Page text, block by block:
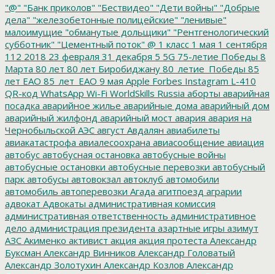
"@" "Банк приколов" "Бествидео" "Дети войны" "Добрые
дела" "железобетонные полицейские" "ленивые"
малоимущие "обманутые дольщики" "Рентгенологический
субботник" "Цементный поток" @ 1 класс 1 мая 1 сентября
112 2018 23 февраля 31 декабря 5 5G 75-летие Победы 8
Марта 80 лет 80 лет Биробиджану 80_летие_Победы 85
лет ЕАО 85_лет_ЕАО 9 мая Apple Forbes Instagram L-410
QR-код WhatsApp Wi-Fi WorldSkills Russia аборты аварийная
посадка аварийное жилье аварийные дома аварийный дом
аварийный жилфонд аварийный мост авария авария на
Чернобыльской АЭС август Авдалян авиабилеты
авиакатастрофа авиалесоохрана авиасообщение авиация
автобус автобусная остановка автобусные войны
автобусные остановки автобусные перевозки автобусный
парк автобусы автовокзал автоклуб автомобили
автомобиль автоперевозки Агада агитпоезд аграрии
адвокат Адвокаты административная комиссия
административная ответственность административное
дело администрация президента азартные игры азимут
АЗС Акименко активист акция акция протеста Александр
Буксман Александр Винников Александр Головатый
Александр Золотухин Александр Козлов Александр